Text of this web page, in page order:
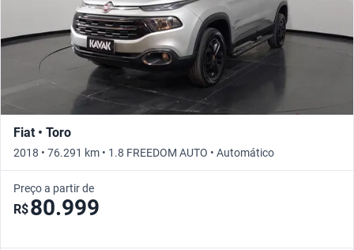
Fiat • Toro
2018 • 76.291 km • 1.8 FREEDOM AUTO • Automático
Preço a partir de
R$80.999